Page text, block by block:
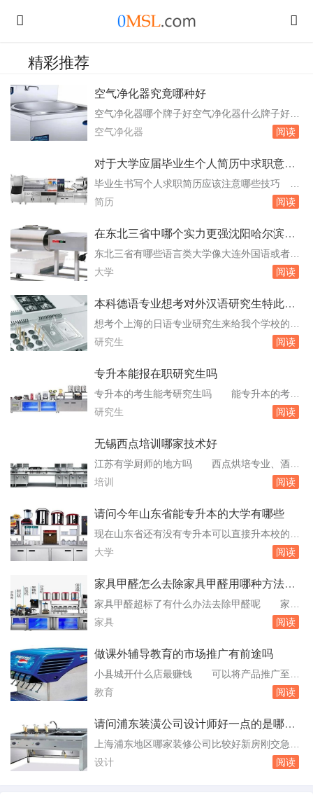
精彩推荐
空气净化器究竟哪种好
空气净化器哪个牌子好空气净化器什么牌子好空
气净化器十大品牌排名 以下是空气净化器十
器飞利浦空气净化器松下空气净化器大金空气净
净化器科勒空气净化器海尔空气净化器奥克斯空
气净化器以上品牌排名不分先后，具体选择时还
空气净化器 阅读
对于大学应届毕业生个人简历中求职意向
该如何写
毕业生书写个人求职简历应该注意哪些技巧
以下是毕业生书写个人求职简历的一些技巧：明
楚自己到底想做什么，并根据自己的性格、兴趣
能缺乏实际工作经验。因此，在简历中强调自己
的学习能力和潜力是非常重要的。可以通过描述
简历 阅读
在东北三省中哪个实力更强沈阳哈尔滨长
春哪个更宜去那读大学
东北三省有哪些语言类大学像大连外国语或者哪
些大学的语言系小 以下是东北三省的语言类
学：位于辽宁省大连市，是辽宁省省属高校，是
院：位于黑龙江省哈尔滨市。辽宁对外经贸学
院：位于辽宁省沈阳市。东北师范大学：位于吉
大学 阅读
本科德语专业想考对外汉语研究生特此求
教
想考个上海的日语专业研究生来给我个学校的排
名好吗 国际文化交流学院等12个专业院系，
伯语、日语、朝鲜语、波斯语、印度尼西亚语、
及1963年成立的对外汉语教学系。学院设有对外
汉语专业本科生和对外汉语教学硕士生、博...
研究生 阅读
专升本能报在职研究生吗
专升本的考生能考研究生吗 能专升本的考生
能考研究生。专升本的考生在取得本科毕业证书
有权报考研究生。湖北统招专升本可以考研究生
生的，具体信息如下：学历资格：统招专升本属
于全日制普通本科学历，学生在获得本科毕业证
研究生 阅读
无锡西点培训哪家技术好
江苏有学厨师的地方吗 西点烘培专业、酒店
管理专业等课程。江苏无锡新东方技工学校：位
大厨精英专业、西餐大厨专业、中西面点专业、
均来自网络，具体情况可能会有所变化。如果您
打算报名参加培训，建议。什么地方学厨师最好
培训 阅读
请问今年山东省能专升本的大学有哪些
现在山东省还有没有专升本可以直接升本校的大
学了 目前山东省有以下几所大学提供专升本
学校官网信息，山东财经大学有专升本项目，学
习。青岛科技大学：青岛科技大学也提供专升本
机会，允许符合条件的专科生直接升入该校本
大学 阅读
家具甲醛怎么去除家具甲醛用哪种方法去
除比较好的
家具甲醛超标了有什么办法去除甲醛呢 家具
甲醛超标有什么办法？对于甲醛我们并不会感到
具首先要晾晒一下，把有毒的气体都被阳光暴
上也是会有廉价的，千万不要买，也不要用，也
是可以考虑在家放点绿色植物的，像吊兰就很不
家具 阅读
做课外辅导教育的市场推广有前途吗
小县城开什么店最赚钱 可以将产品推广至更
广泛的消费者群体，提高销售额。特色餐饮：小
饮店。可以选择当地特色美。教育培训机构：教
育培训机构，提供课外辅导、兴趣培养等服务，
可以满足学生们的学习需求。同。祝博士学习吧
教育 阅读
请问浦东装潢公司设计师好一点的是哪一
家
上海浦东地区哪家装修公司比较好新房刚交急
等 对装修公司的考察在决定选择一家装修公
设计 阅读